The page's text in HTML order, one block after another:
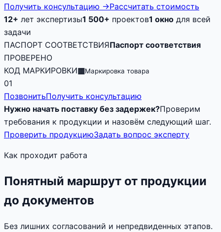
Получить консультацию →Рассчитать стоимость
12+ лет экспертизы1 500+ проектов1 окно для всей
задачи
ПАСПОРТ СООТВЕТСТВИЯПаспорт соответствия
ПРОВЕРЕНО
КОД МАРКИРОВКИ▦Маркировка товара
01
ПозвонитьПолучить консультацию
Нужно начать поставку без задержек?Проверим
требования к продукции и назовём следующий шаг.
Проверить продукциюЗадать вопрос эксперту
Как проходит работа
Понятный маршрут от продукции
до документов
Без лишних согласований и непредвиденных этапов.